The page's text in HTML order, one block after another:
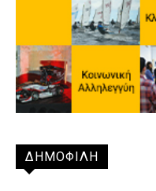
ΔΗΜΟΦΙΛΗ